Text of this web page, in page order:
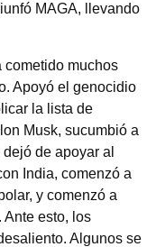
MAGA, llevando
cometido muchos
Apoyó el genocidio
la lista de
Musk, sucumbió a
de apoyar al
India, comenzó a
y comenzó a
Ante esto, los
Algunos se